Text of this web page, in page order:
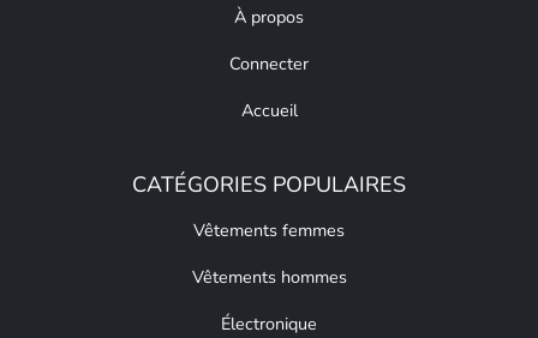
À propos
Connecter
Accueil
CATÉGORIES POPULAIRES
Vêtements femmes
Vêtements hommes
Électronique